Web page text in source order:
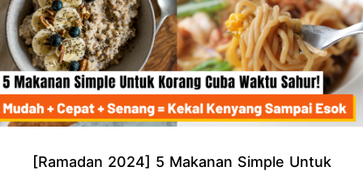
[Ramadan 2024] 5 Makanan Simple Untuk